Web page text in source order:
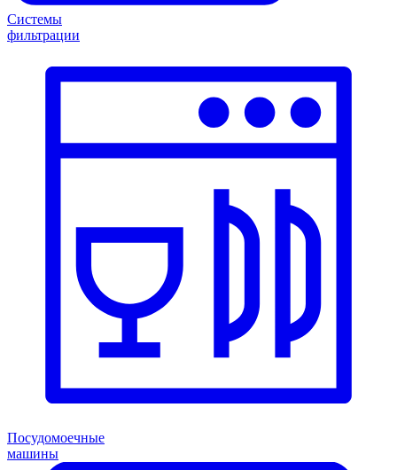
Системы
фильтрации
Посудомоечные
машины